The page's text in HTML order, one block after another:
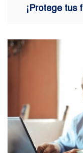
¡Protege tus